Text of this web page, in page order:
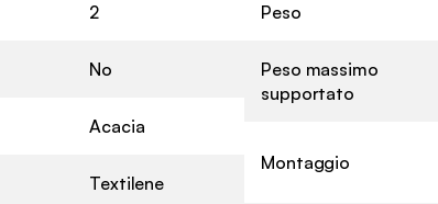
2
No
Acacia
Textilene
Peso
Peso massimo
supportato
Montaggio